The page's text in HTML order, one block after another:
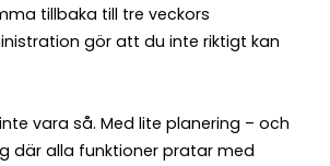
tillbaka till tre veckors
gör att du inte riktigt kan
vara så. Med lite planering – och
där alla funktioner pratar med